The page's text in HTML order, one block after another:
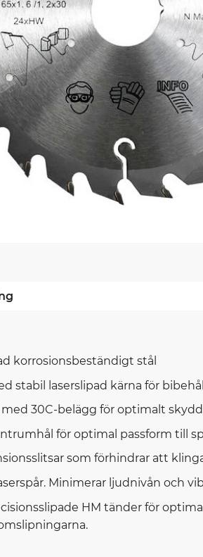
korrosionsbeständigt stål
stabil laserslipad kärna för
med 30C-belägg för optimalt
för optimal passform till
som förhindrar att
Minimerar ljudnivån och
HM tänder för